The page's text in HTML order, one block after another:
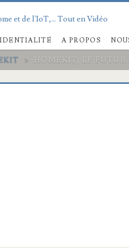
et de l'IoT,... Tout en Vidéo
A PROPOS
> HOMEKIT, LE FUTUR